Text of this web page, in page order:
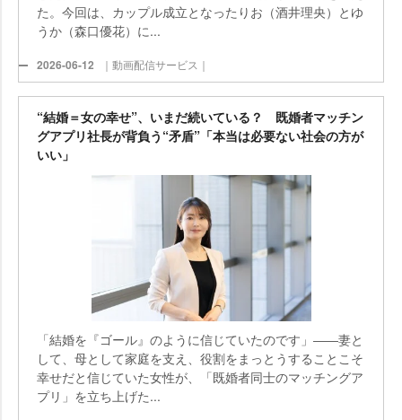
た。今回は、カップル成立となったりお（酒井理央）とゆ
うか（森口優花）に...
2026-06-12 ｜動画配信サービス｜
“結婚＝女の幸せ”、いまだ続いている？ 既婚者マッチン
グアプリ社長が背負う“矛盾”「本当は必要ない社会の方が
いい」
「結婚を『ゴール』のように信じていたのです」――妻と
して、母として家庭を支え、役割をまっとうすることこそ
幸せだと信じていた女性が、「既婚者同士のマッチングア
プリ」を立ち上げた...